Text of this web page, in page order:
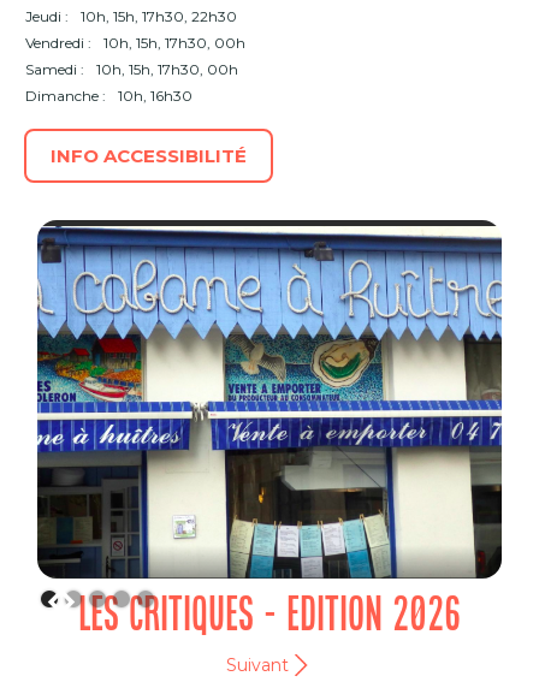
Jeudi :
10h, 15h, 17h30, 22h30
Vendredi :
10h, 15h, 17h30, 00h
Samedi :
10h, 15h, 17h30, 00h
Dimanche :
10h, 16h30
INFO ACCESSIBILITÉ
LES CRITIQUES - EDITION 2026
Suivant